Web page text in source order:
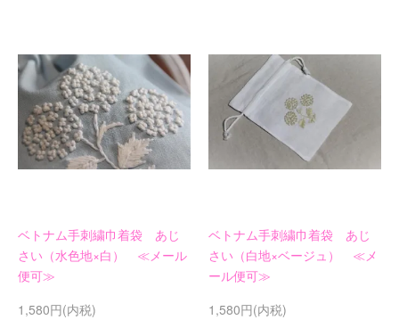
ベトナム手刺繍巾着袋 あじ
さい（水色地×白） ≪メール
便可≫
1,580円(内税)
ベトナム手刺繍巾着袋 あじ
さい（白地×ベージュ） ≪メ
ール便可≫
1,580円(内税)